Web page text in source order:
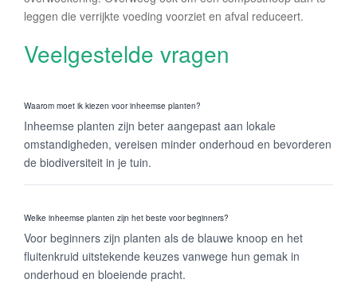
leggen die verrijkte voeding voorziet en afval reduceert.
Veelgestelde vragen
Waarom moet ik kiezen voor inheemse planten?
Inheemse planten zijn beter aangepast aan lokale
omstandigheden, vereisen minder onderhoud en bevorderen
de biodiversiteit in je tuin.
Welke inheemse planten zijn het beste voor beginners?
Voor beginners zijn planten als de blauwe knoop en het
fluitenkruid uitstekende keuzes vanwege hun gemak in
onderhoud en bloeiende pracht.